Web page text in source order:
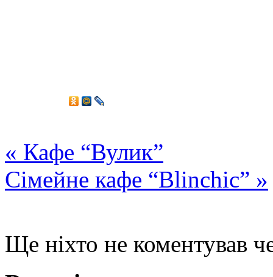
« Кафе “Вулик”
Сімейне кафе “Blinchic” »
Ще ніхто не коментував